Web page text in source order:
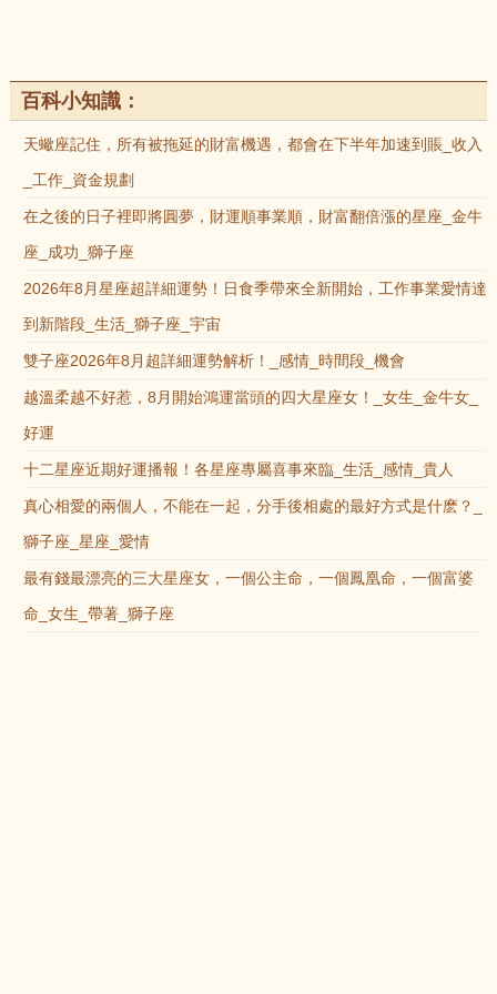
百科小知識：
天蠍座記住，所有被拖延的財富機遇，都會在下半年加速到賬_收入
_工作_資金規劃
在之後的日子裡即將圓夢，財運順事業順，財富翻倍漲的星座_金牛
座_成功_獅子座
2026年8月星座超詳細運勢！日食季帶來全新開始，工作事業愛情達
到新階段_生活_獅子座_宇宙
雙子座2026年8月超詳細運勢解析！_感情_時間段_機會
越溫柔越不好惹，8月開始鴻運當頭的四大星座女！_女生_金牛女_
好運
十二星座近期好運播報！各星座專屬喜事來臨_生活_感情_貴人
真心相愛的兩個人，不能在一起，分手後相處的最好方式是什麽？_
獅子座_星座_愛情
最有錢最漂亮的三大星座女，一個公主命，一個鳳凰命，一個富婆
命_女生_帶著_獅子座